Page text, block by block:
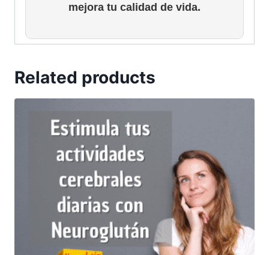
mejora tu calidad de vida.
Related products